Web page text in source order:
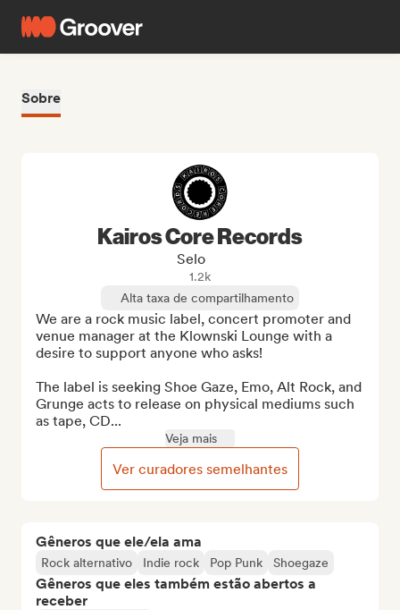
Sobre
Gêneros que ele/ela ama
Rock alternativo Indie rock Pop Punk Shoegaze
Gêneros que eles também estão abertos a
receber
Kairos Core Records
Selo
1.2k
Alta taxa de compartilhamento
We are a rock music label, concert promoter and
venue manager at the Klownski Lounge with a
desire to support anyone who asks!
The label is seeking Shoe Gaze, Emo, Alt Rock, and
Grunge acts to release on physical mediums such
as tape, CD...
Veja mais
Ver curadores semelhantes